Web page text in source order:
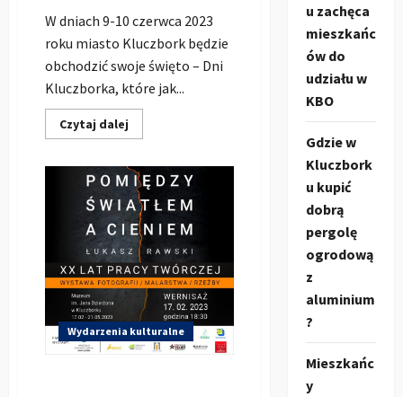
W dniach 9-10 czerwca 2023
roku miasto Kluczbork będzie
obchodzić swoje święto – Dni
Kluczborka, które jak...
Czytaj dalej
się
Zespół
DŻEM
zagra
podczas
DNI
KLUCZBORKA
2023
Wydarzenia kulturalne
u zachęca
mieszkańc
ów do
udziału w
KBO
Gdzie w
Kluczbork
u kupić
dobrą
pergolę
ogrodową
z
aluminium
?
Mieszkańc
y